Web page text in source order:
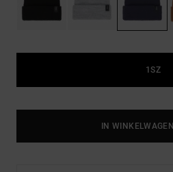
1SZ
IN WINKELWAGEN